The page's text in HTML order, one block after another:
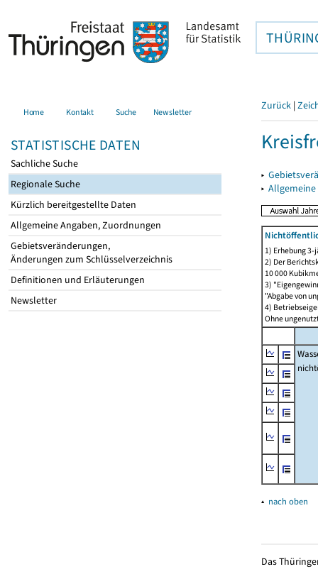
Home Kontakt Suche Newsletter
STATISTISCHE DATEN
Sachliche Suche
Regionale Suche
Kürzlich bereitgestellte Daten
Allgemeine Angaben, Zuordnungen
Gebietsveränderungen,
Änderungen zum Schlüsselverzeichnis
Definitionen und Erläuterungen
Newsletter
Zurück |
▸
▸
1) Erhebung
2) Der
10 000
3)
"Abgabe von
4)
Ohne
▴ nach oben
Das